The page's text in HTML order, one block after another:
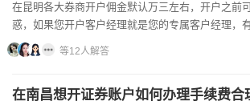
在昆明各大券商开户佣金默认万三左右，开户之前
惑，如果您开户客户经理就是您的专属客户经理，
客户经理，并且客户经理有低佣开户渠道，选对开
等12人解答
在南昌想开证券账户如何办理手续费合